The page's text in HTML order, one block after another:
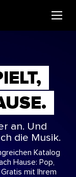
an. Und
die Musik.
Katalog
Hause: Pop,
mit Ihrem